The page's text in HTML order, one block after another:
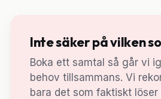
Inte säker på vilken
Boka ett samtal så går vi
behov tillsammans. Vi
bara det som faktiskt löser